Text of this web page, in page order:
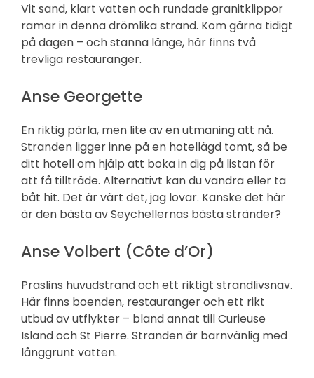
Vit sand, klart vatten och rundade granitklippor
ramar in denna drömlika strand. Kom gärna tidigt
på dagen – och stanna länge, här finns två
trevliga restauranger.
Anse Georgette
En riktig pärla, men lite av en utmaning att nå.
Stranden ligger inne på en hotellägd tomt, så be
ditt hotell om hjälp att boka in dig på listan för
att få tillträde. Alternativt kan du vandra eller ta
båt hit. Det är värt det, jag lovar. Kanske det här
är den bästa av Seychellernas bästa stränder?
Anse Volbert (Côte d’Or)
Praslins huvudstrand och ett riktigt strandlivsnav.
Här finns boenden, restauranger och ett rikt
utbud av utflykter – bland annat till Curieuse
Island och St Pierre. Stranden är barnvänlig med
långgrunt vatten.